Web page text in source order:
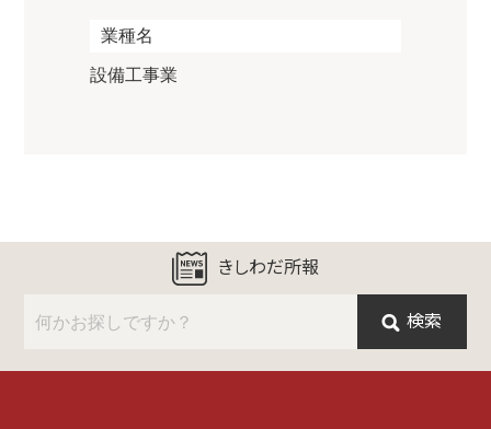
業種名
設備工事業
きしわだ所報
検索